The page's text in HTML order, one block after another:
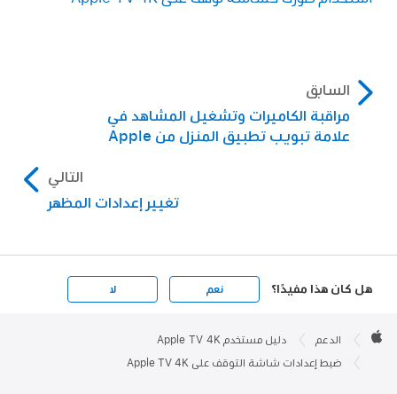
السابق
مراقبة الكاميرات وتشغيل المشاهد في
علامة تبويب تطبيق المنزل من Apple
التالي
تغيير إعدادات المظهر
هل كان هذا مفيدًا؟ نعم لا
Footer

الدعم دليل مستخدم Apple TV 4K
ضبط إعدادات شاشة التوقف على Apple TV 4K